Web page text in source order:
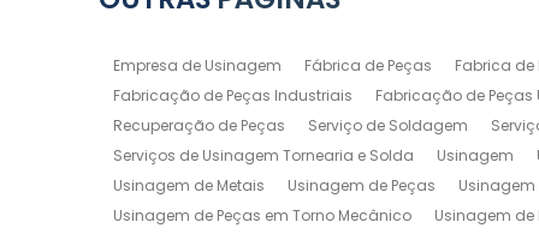
Empresa de Usinagem Fábrica de Peças Fabrica de
Fabricação de Peças Industriais
Fabricação de Peças
Recuperação de Peças
Serviço de Soldagem
Serviços de Usinagem Tornearia e Solda
Usinagem
Usinagem de Metais
Usinagem de Peças Usinagem
Usinagem de Peças em Torno Mecânico
Usinagem de